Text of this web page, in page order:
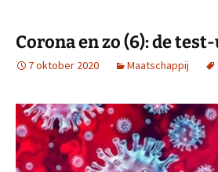
Corona en zo (6): de
7 oktober 2020 Maatschappij